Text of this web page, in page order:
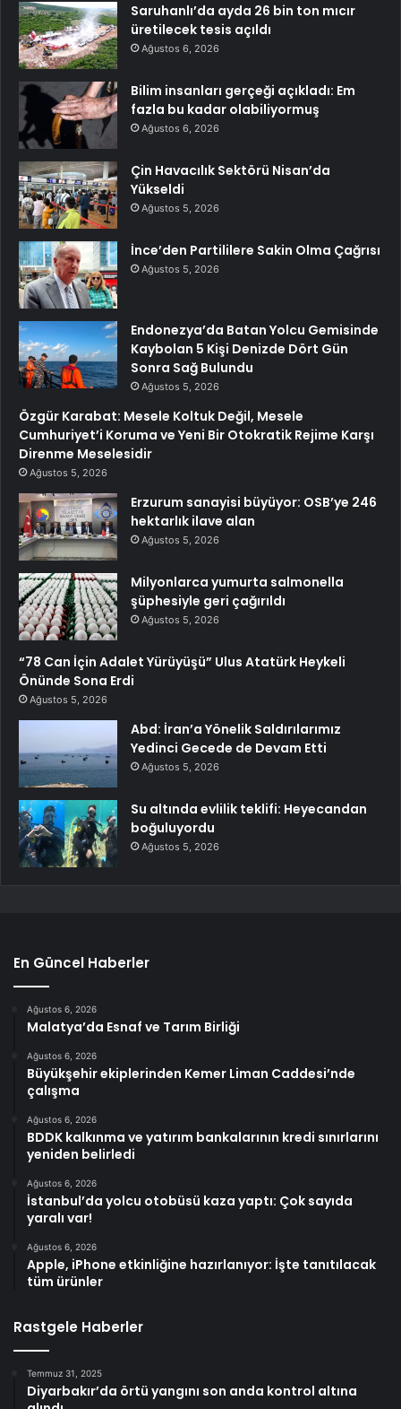
Saruhanlı’da ayda 26 bin ton mıcır
üretilecek tesis açıldı
Ağustos 6, 2026
Bilim insanları gerçeği açıkladı: Em
fazla bu kadar olabiliyormuş
Ağustos 6, 2026
Çin Havacılık Sektörü Nisan’da
Yükseldi
Ağustos 5, 2026
İnce’den Partililere Sakin Olma Çağrısı
Ağustos 5, 2026
Endonezya’da Batan Yolcu Gemisinde
Kaybolan 5 Kişi Denizde Dört Gün
Sonra Sağ Bulundu
Ağustos 5, 2026
Özgür Karabat: Mesele Koltuk Değil, Mesele
Cumhuriyet’i Koruma ve Yeni Bir Otokratik Rejime Karşı
Direnme Meselesidir
Ağustos 5, 2026
Erzurum sanayisi büyüyor: OSB’ye 246
hektarlık ilave alan
Ağustos 5, 2026
Milyonlarca yumurta salmonella
şüphesiyle geri çağırıldı
Ağustos 5, 2026
“78 Can İçin Adalet Yürüyüşü” Ulus Atatürk Heykeli
Önünde Sona Erdi
Ağustos 5, 2026
Abd: İran’a Yönelik Saldırılarımız
Yedinci Gecede de Devam Etti
Ağustos 5, 2026
Su altında evlilik teklifi: Heyecandan
boğuluyordu
Ağustos 5, 2026
En Güncel Haberler
Ağustos 6, 2026
Malatya’da Esnaf ve Tarım Birliği
Ağustos 6, 2026
Büyükşehir ekiplerinden Kemer Liman Caddesi’nde
çalışma
Ağustos 6, 2026
BDDK kalkınma ve yatırım bankalarının kredi sınırlarını
yeniden belirledi
Ağustos 6, 2026
İstanbul’da yolcu otobüsü kaza yaptı: Çok sayıda
yaralı var!
Ağustos 6, 2026
Apple, iPhone etkinliğine hazırlanıyor: İşte tanıtılacak
tüm ürünler
Rastgele Haberler
Temmuz 31, 2025
Diyarbakır’da örtü yangını son anda kontrol altına